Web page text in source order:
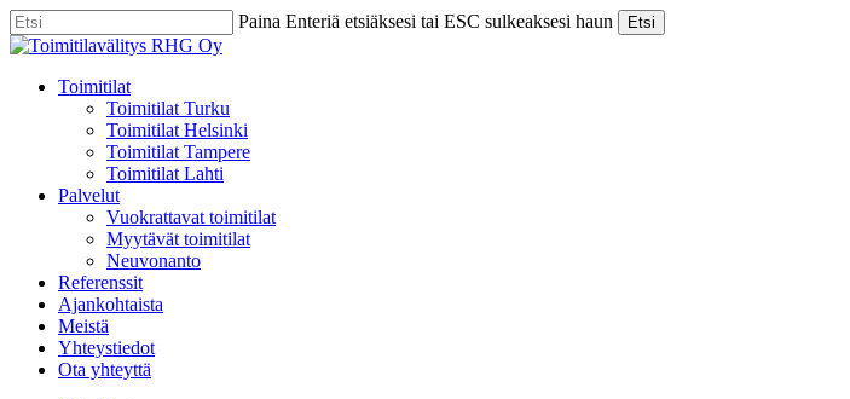
Skip
to
content
Paina Enteriä etsiäksesi tai ESC sulkeaksesi haun Etsi
Close
Menu
Toimitilat
Toimitilat Turku
Toimitilat Helsinki
Toimitilat Tampere
Toimitilat Lahti
Palvelut
Vuokrattavat toimitilat
Myytävät toimitilat
Neuvonanto
Referenssit
Ajankohtaista
Meistä
Yhteystiedot
Ota yhteyttä